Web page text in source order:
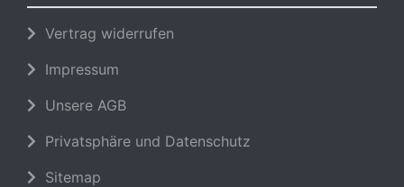
Vertrag widerrufen
Impressum
Unsere AGB
Privatsphäre und Datenschutz
Sitemap